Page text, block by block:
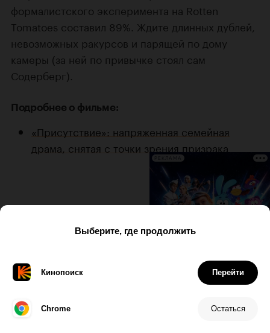
формалистского эксперимента на Rotten
Tomatoes составил 89%. Ждите длинных дублей,
невозможных ракурсов и парящей по дому
камеры (за ней по привычке стоял сам
Содерберг).
Подробнее о фильме:
«Присутствие»: напряженная семейная
драма, снятая с точки зрения призрака
«Василий»